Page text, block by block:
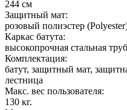
244 см
Защитный мат:
розовый полиэстер
Каркас батута:
высокопрочная стальная
Комплектация:
батут, защитный мат,
лестница
Макс. вес пользователя:
130 кг.